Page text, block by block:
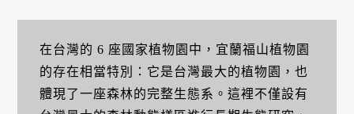
在台灣的 6 座國家植物園中，宜蘭福山植物園
的存在相當特別：它是台灣最大的植物園，也
體現了一座森林的完整生態系。這裡不僅設有